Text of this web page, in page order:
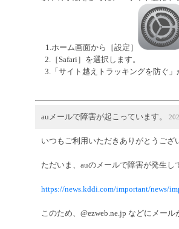
1.ホーム画面から［設定］
2.［Safari］を選択します。
3.「サイト越えトラッキングを防ぐ
auメールで障害が起こっています。
いつもご利用いただきありがとうござ
ただいま、auのメールで障害が発生し
https://news.kddi.com/important/news/
このため、@ezweb.ne.jp などにメー